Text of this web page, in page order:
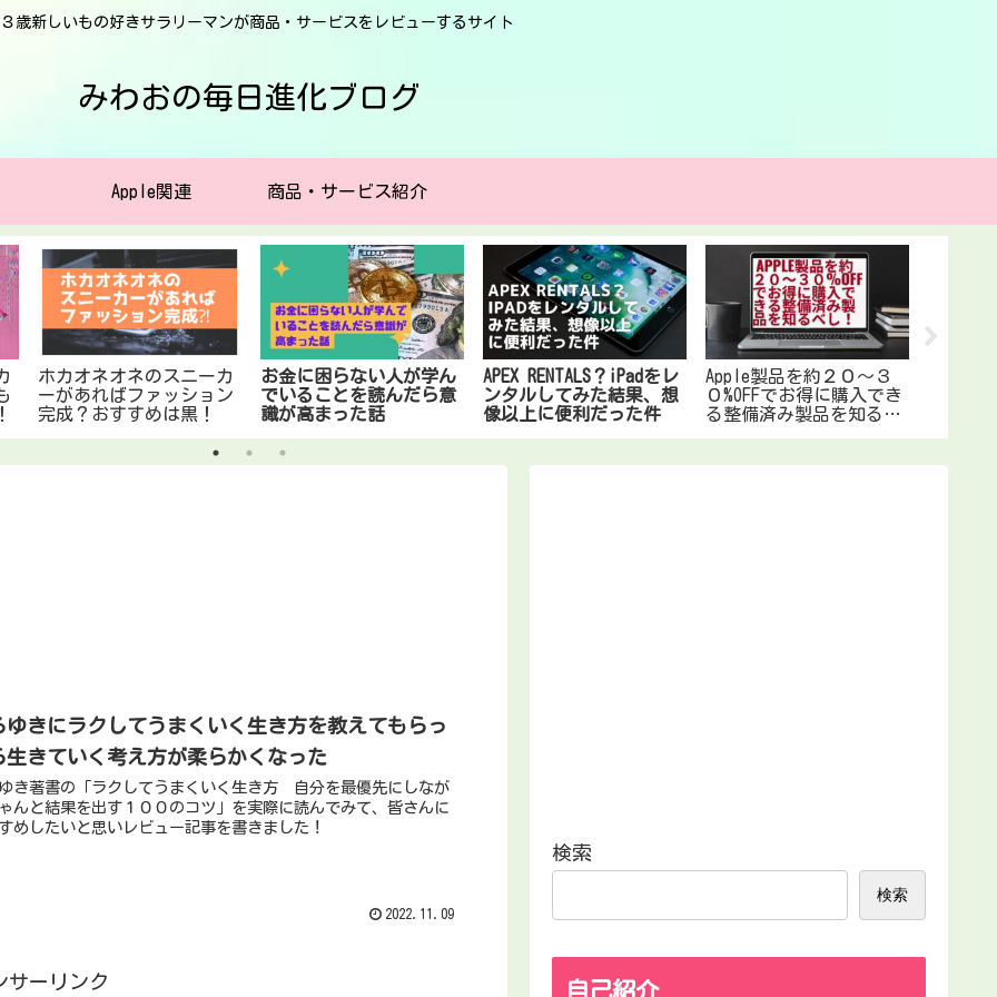
歳新しいもの好きサラリーマンが商品・サービスをレビューするサイト
みわおの毎日進化ブログ
Apple関連 商品・サービス紹介
ホカオネオネのスニーカ
ーがあればファッション
完成？おすすめは黒！
お金に困らない人が学ん
でいることを読んだら意
識が高まった話
APEX RENTALS？iPadをレ
ンタルしてみた結果、想
像以上に便利だった件
Apple製品を約２０～３
０%OFFでお得に購入でき
る整備済み製品を知るべ
ゆきにラクしてうまくいく生き方を教えてもらっ
生きていく考え方が柔らかくなった
き著書の「ラクしてうまくいく生き方 自分を最優先にしなが
んと結果を出す１００のコツ」を実際に読んでみて、皆さんに
めしたいと思いレビュー記事を書きました！
2022.11.09
サーリンク
検索
検索
自己紹介